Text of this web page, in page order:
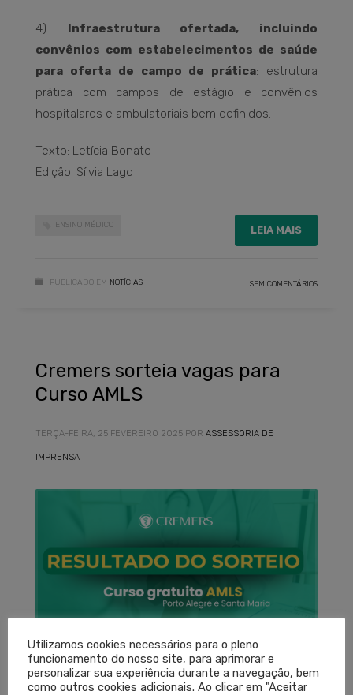
4) Infraestrutura ofertada, incluindo
convênios com estabelecimentos de saúde
para oferta de campo de prática: estrutura
prática com campos de estágio e convênios
hospitalares e ambulatoriais bem definidos.
Texto: Letícia Bonato
Edição: Sílvia Lago
ENSINO MÉDICO LEIA MAIS
PUBLICADO EM NOTÍCIAS SEM COMENTÁRIOS
Cremers sorteia vagas para
Curso AMLS
TERÇA-FEIRA, 25 FEVEREIRO 2025 POR ASSESSORIA DE
IMPRENSA
Nesta segunda-feira (24), o Cremers sorteou
Utilizamos cookies necessários para o pleno
funcionamento do nosso site, para aprimorar e
personalizar sua experiência durante a navegação, bem
como outros cookies adicionais. Ao clicar em "Aceitar